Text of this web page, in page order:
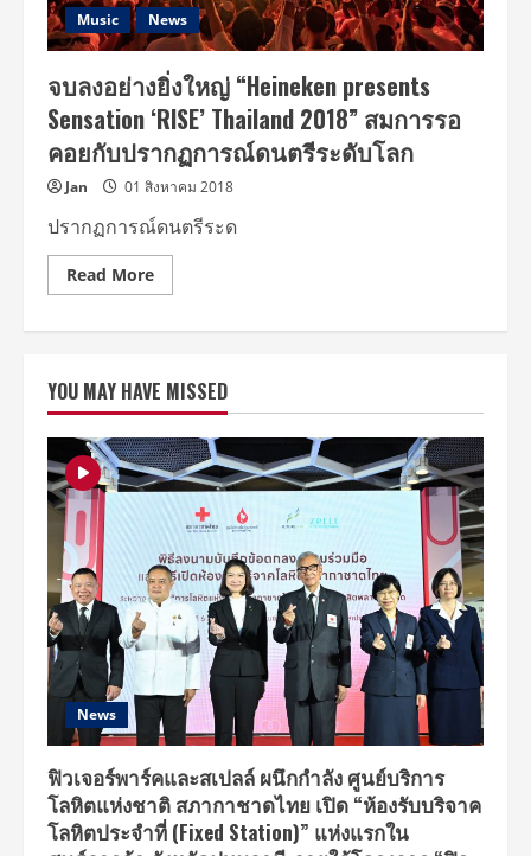
Music News
จบลงอย่างยิ่งใหญ่ “Heineken presents
Sensation ‘RISE’ Thailand 2018” สมการรอ
คอยกับปรากฏการณ์ดนตรีระดับโลก
Jan 01 สิงหาคม 2018
ปรากฏการณ์ดนตรีระด
Read MoreRead
more
ใหญ่
“Heineken
presents
Sensation
‘RISE’
Thailand
2018”
สมการ
รอ
คอย
กับ
ปรากฏการณ์
ดนตรี
ระดับ
โลก
YOU MAY HAVE MISSED
News
ฟิวเจอร์พาร์คและสเปลล์ ผนึกกำลัง ศูนย์บริการ
โลหิตแห่งชาติ สภากาชาดไทย เปิด “ห้องรับบริจาค
โลหิตประจำที่ (Fixed Station)” แห่งแรกใน